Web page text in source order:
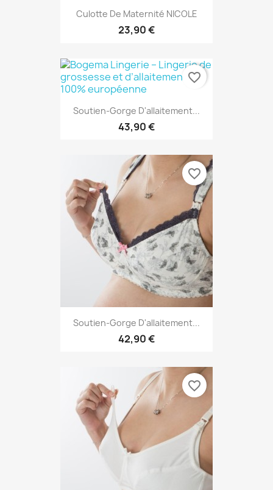
Culotte De Maternité NICOLE
23,90 €
Soutien-Gorge D'allaitement...
43,90 €
favorite_border
Soutien-Gorge D'allaitement...
42,90 €
favorite_border
favorite_border